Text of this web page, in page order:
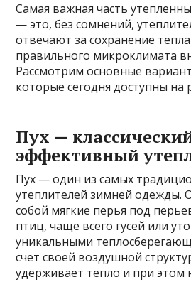
Самая важная часть
— это, без сомнений,
отвечают за сохранение
правильного микроклимата
Рассмотрим основные
которые сегодня доступны на
Пух —
эффективный
Пух — один из самых
утеплителей зимней одежды.
собой мягкие перья под
птиц, чаще всего гусей или
уникальными
счет своей воздушной
удерживает тепло и при этом